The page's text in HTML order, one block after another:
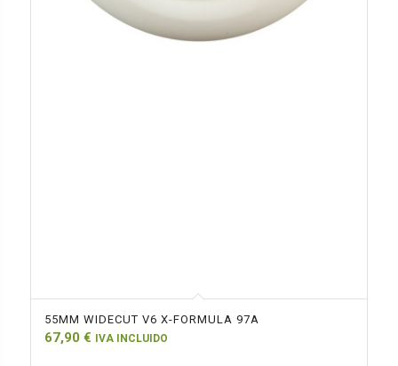
55MM WIDECUT V6 X-FORMULA 97A
67,90 € IVA INCLUIDO